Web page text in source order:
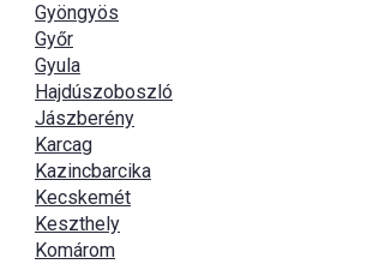
Gyöngyös
Győr
Gyula
Hajdúszoboszló
Jászberény
Karcag
Kazincbarcika
Kecskemét
Keszthely
Komárom